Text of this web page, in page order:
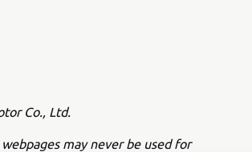
Co., Ltd.
may never be used for